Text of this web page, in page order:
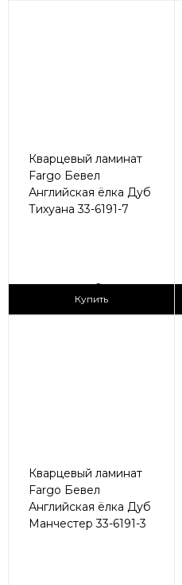
Кварцевый ламинат
Fargo Бевел
Английская ёлка Дуб
Тихуана 33-6191-7
2
Купить
Кварцевый ламинат
Fargo Бевел
Английская ёлка Дуб
Манчестер 33-6191-3